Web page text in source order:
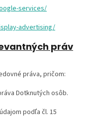
services/
advertising/
práv
práva, pričom:
Dotknutých osôb.
podľa čl. 15